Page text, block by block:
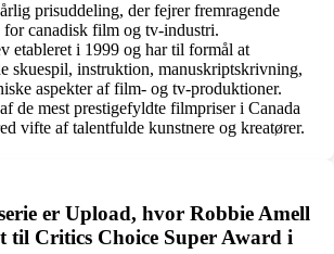
prisuddeling, der fejrer fremragende
canadisk film og tv-industri.
etableret i 1999 og har til formål at
skuespil, instruktion, manuskriptskrivning,
aspekter af film- og tv-produktioner.
de mest prestigefyldte filmpriser i Canada
vifte af talentfulde kunstnere og kreatører.
er Upload, hvor Robbie Amell
til Critics Choice Super Award i